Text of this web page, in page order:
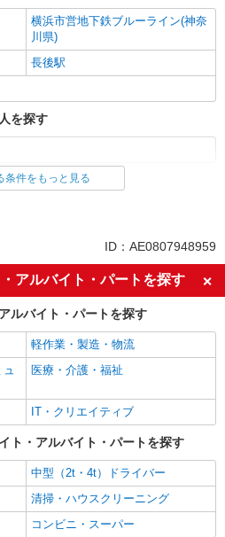
横浜市営地下鉄ブルーライン(神奈
川県)
長後駅
を探す
求人を探す
履歴書不要
未経験歓迎
英語が活かせる
ボーナス・賞与あり
10時～勤務OK
ネイルOK
車通勤OK
交通費支給
入社祝い金あり
制服貸与
条件をもっと見る
ID：AE0807948959
アルバイト・パートを探す
ルバイト・パートを探す
軽作業・製造・物流
医療・介護・福祉
IT・クリエイティブ
ト・アルバイト・パートを探す
中型（2t・4t）ドライバー
清掃・ハウスクリーニング
コンビニ・スーパー